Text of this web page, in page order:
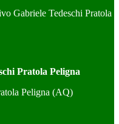
Gabriele Tedeschi Pratola
Pratola Peligna
Peligna (AQ)